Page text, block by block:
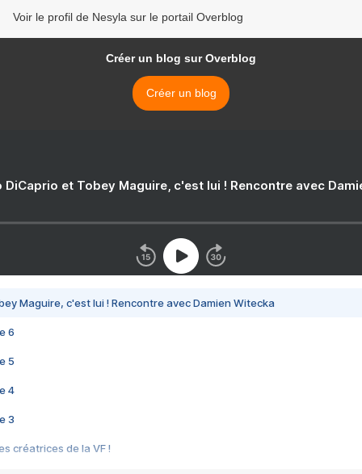
Voir le profil de Nesyla sur le portail Overblog
Créer un blog sur Overblog
Créer un blog
DiCaprio et Tobey Maguire, c'est lui ! Rencontre avec
Maguire, c'est lui ! Rencontre avec Damien Witecka
6
5
4
3
créatrices de la VF !